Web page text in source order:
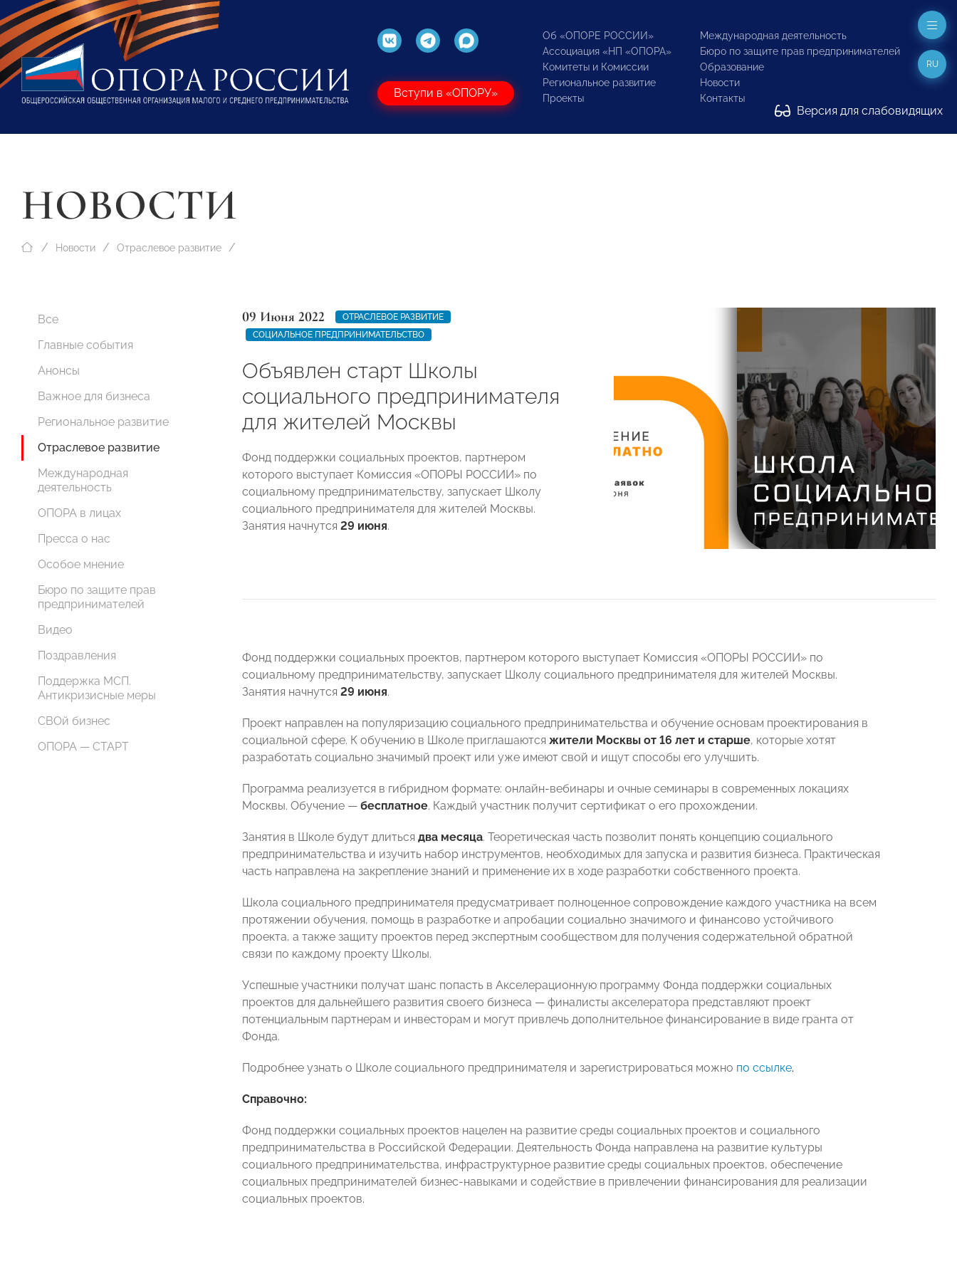
Вступи в «ОПОРУ»
Об «ОПОРЕ РОССИИ»
Ассоциация «НП «ОПОРА»
Комитеты и Комиссии
Региональное развитие
Проекты
Международная деятельность
Бюро по защите прав предпринимателей
Образование
Новости
Контакты
Версия для слабовидящих
RU
НОВОСТИ
Новости Отраслевое развитие
Все
Главные события
Анонсы
Важное для бизнеса
Региональное развитие
Отраслевое развитие
Международная
деятельность
ОПОРА в лицах
Пресса о нас
Особое мнение
Бюро по защите прав
предпринимателей
Видео
Поздравления
Поддержка МСП.
Антикризисные меры
СВОй бизнес
ОПОРА — СТАРТ
09 Июня 2022
ОТРАСЛЕВОЕ РАЗВИТИЕ
СОЦИАЛЬНОЕ ПРЕДПРИНИМАТЕЛЬСТВО
Объявлен старт Школы
социального предпринимателя
для жителей Москвы
Фонд поддержки социальных проектов, партнером
которого выступает Комиссия «ОПОРЫ РОССИИ» по
социальному предпринимательству, запускает Школу
социального предпринимателя для жителей Москвы.
Занятия начнутся 29 июня.
Фонд поддержки социальных проектов, партнером которого выступает Комиссия «ОПОРЫ РОССИИ» по
социальному предпринимательству, запускает Школу социального предпринимателя для жителей Москвы.
Занятия начнутся 29 июня.
Проект направлен на популяризацию социального предпринимательства и обучение основам проектирования в
социальной сфере. К обучению в Школе приглашаются жители Москвы от 16 лет и старше, которые хотят
разработать социально значимый проект или уже имеют свой и ищут способы его улучшить.
Программа реализуется в гибридном формате: онлайн-вебинары и очные семинары в современных локациях
Москвы. Обучение — бесплатное. Каждый участник получит сертификат о его прохождении.
Занятия в Школе будут длиться два месяца. Теоретическая часть позволит понять концепцию социального
предпринимательства и изучить набор инструментов, необходимых для запуска и развития бизнеса. Практическая
часть направлена на закрепление знаний и применение их в ходе разработки собственного проекта.
Школа социального предпринимателя предусматривает полноценное сопровождение каждого участника на всем
протяжении обучения, помощь в разработке и апробации социально значимого и финансово устойчивого
проекта, а также защиту проектов перед экспертным сообществом для получения содержательной обратной
связи по каждому проекту Школы.
Успешные участники получат шанс попасть в Акселерационную программу Фонда поддержки социальных
проектов для дальнейшего развития своего бизнеса — финалисты акселератора представляют проект
потенциальным партнерам и инвесторам и могут привлечь дополнительное финансирование в виде гранта от
Фонда.
Подробнее узнать о Школе социального предпринимателя и зарегистрироваться можно по ссылке.
Справочно:
Фонд поддержки социальных проектов нацелен на развитие среды социальных проектов и социального
предпринимательства в Российской Федерации. Деятельность Фонда направлена на развитие культуры
социального предпринимательства, инфраструктурное развитие среды социальных проектов, обеспечение
социальных предпринимателей бизнес-навыками и содействие в привлечении финансирования для реализации
социальных проектов.